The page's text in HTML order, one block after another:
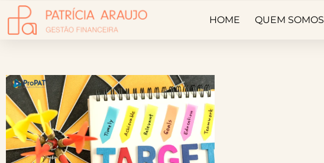
HOME QUEM SOMOS